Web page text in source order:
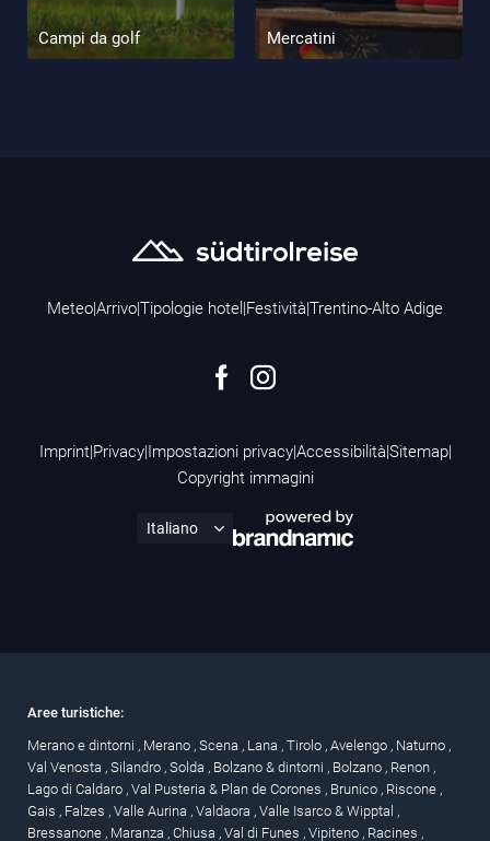
Campi da golf Mercatini
Meteo|Arrivo|Tipologie hotel |Festività|Trentino-Alto Adige
Imprint|Privacy|Impostazioni privacy|Accessibilità|Sitemap|
Copyright immagini
Aree turistiche:
Merano e dintorni , Merano , Scena , Lana , Tirolo , Avelengo , Naturno ,
Val Venosta , Silandro , Solda , Bolzano & dintorni , Bolzano , Renon ,
Lago di Caldaro , Val Pusteria & Plan de Corones , Brunico , Riscone ,
Gais , Falzes , Valle Aurina , Valdaora , Valle Isarco & Wipptal ,
Bressanone , Maranza , Chiusa , Val di Funes , Vipiteno , Racines ,